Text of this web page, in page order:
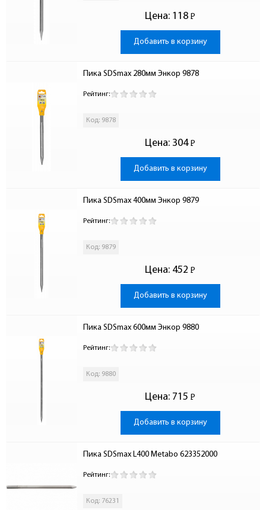
Цена: 118 Р
-
Добавить в корзину
Пика SDSmax 280мм Энкор 9878
Рейтинг:
Код: 9878
Цена: 304 Р
-
Добавить в корзину
Пика SDSmax 400мм Энкор 9879
Рейтинг:
Код: 9879
Цена: 452 Р
-
Добавить в корзину
Пика SDSmax 600мм Энкор 9880
Рейтинг:
Код: 9880
Цена: 715 Р
-
Добавить в корзину
Пика SDSmax L400 Metabo 623352000
Рейтинг:
Код: 76231